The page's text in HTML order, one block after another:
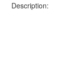
Description: